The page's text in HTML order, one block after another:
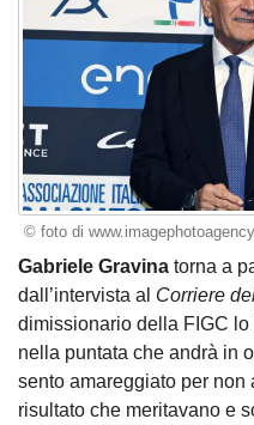
© foto di
Gabriele Gravina torna a
dall’intervista al Corriere
dimissionario della FIGC
nella puntata che andrà in
sento amareggiato per non
risultato che meritavano e